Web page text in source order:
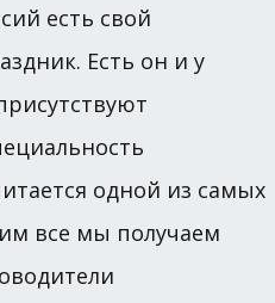
есть свой
Есть он и у
одной из самых
все мы получаем